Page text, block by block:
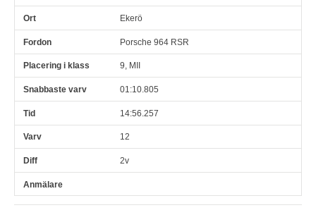
Ekerö
Porsche 964 RSR
9, MII
01:10.805
14:56.257
12
2v